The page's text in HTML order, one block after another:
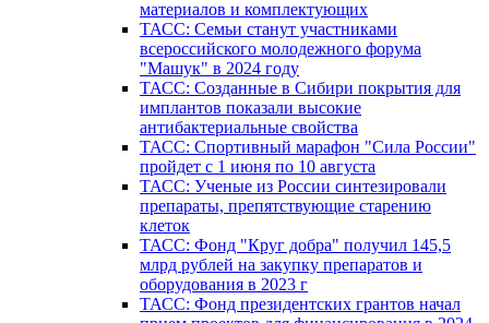
материалов и комплектующих
ТАСС: Семьи станут участниками
всероссийского молодежного форума
"Машук" в 2024 году
ТАСС: Созданные в Сибири покрытия для
имплантов показали высокие
антибактериальные свойства
ТАСС: Спортивный марафон "Сила России"
пройдет с 1 июня по 10 августа
ТАСС: Ученые из России синтезировали
препараты, препятствующие старению
клеток
ТАСС: Фонд "Круг добра" получил 145,5
млрд рублей на закупку препаратов и
оборудования в 2023 г
ТАСС: Фонд президентских грантов начал